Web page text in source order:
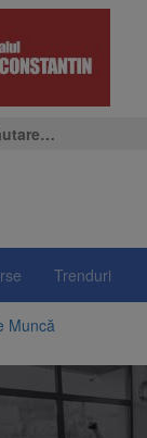
Trenduri
Muncă
să crească